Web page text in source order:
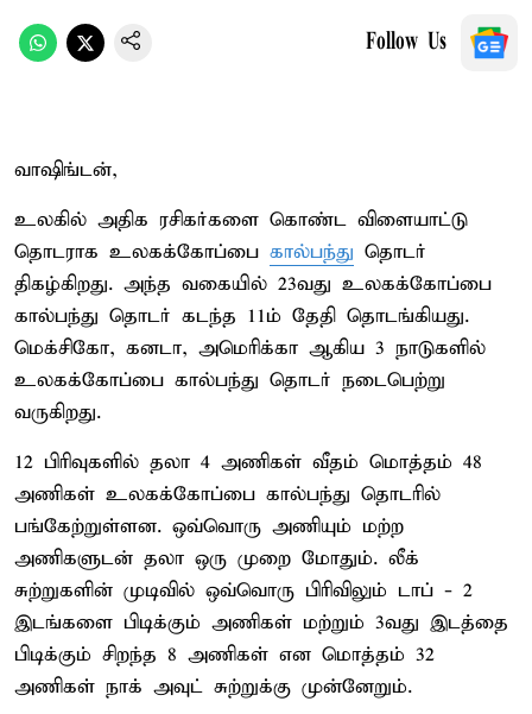
Follow Us
வாஷிங்டன்,
உலகில் அதிக ரசிகர்களை கொண்ட விளையாட்டு
தொடராக உலகக்கோப்பை கால்பந்து தொடர்
திகழ்கிறது. அந்த வகையில் 23வது உலகக்கோப்பை
கால்பந்து தொடர் கடந்த 11ம் தேதி தொடங்கியது.
மெக்சிகோ, கனடா, அமெரிக்கா ஆகிய 3 நாடுகளில்
உலகக்கோப்பை கால்பந்து தொடர் நடைபெற்று
வருகிறது.
12 பிரிவுகளில் தலா 4 அணிகள் வீதம் மொத்தம் 48
அணிகள் உலகக்கோப்பை கால்பந்து தொடரில்
பங்கேற்றுள்ளன. ஒவ்வொரு அணியும் மற்ற
அணிகளுடன் தலா ஒரு முறை மோதும். லீக்
சுற்றுகளின் முடிவில் ஒவ்வொரு பிரிவிலும் டாப் - 2
இடங்களை பிடிக்கும் அணிகள் மற்றும் 3வது இடத்தை
பிடிக்கும் சிறந்த 8 அணிகள் என மொத்தம் 32
அணிகள் நாக் அவுட் சுற்றுக்கு முன்னேறும்.